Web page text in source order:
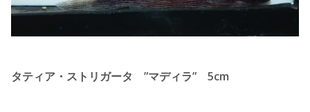
タティア・ストリガータ ”マディラ” 5cm